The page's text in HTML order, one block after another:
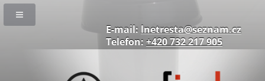
E-mail: lnetresta@seznam.cz
Telefon: +420 732 217 905